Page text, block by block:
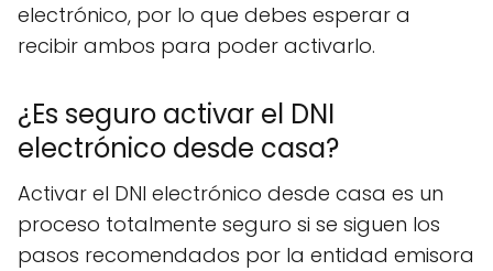
electrónico, por lo que debes esperar a
recibir ambos para poder activarlo.
¿Es seguro activar el DNI
electrónico desde casa?
Activar el DNI electrónico desde casa es un
proceso totalmente seguro si se siguen los
pasos recomendados por la entidad emisora